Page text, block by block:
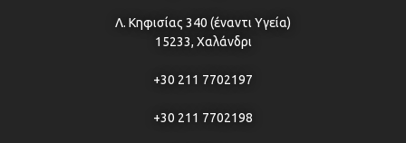
Λ. Κηφισίας 340 (έναντι Υγεία)
15233, Χαλάνδρι
+30 211 7702197
+30 211 7702198